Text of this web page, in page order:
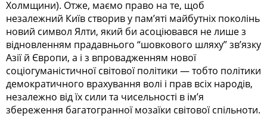
Холмщини). Отже, маємо право на те, щоб
незалежний Київ створив у пам’яті майбутніх поколінь
новий символ Ялти, який би асоціювався не лише з
відновленням прадавнього “шовкового шляху” зв’язку
Азії й Європи, а і з впровадженням нової
соціогуманістичної світової політики — тобто політики
демократичного врахування волі і прав всіх народів,
незалежно від їх сили та чисельності в ім’я
збереження багатогранної мозаїки світової спільноти.